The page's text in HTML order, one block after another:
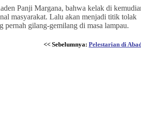
Panji Margana, bahwa kelak di
masyarakat. Lalu akan menjadi titik tolak
pernah gilang-gemilang di masa lampau.
<< Sebelumnya: Pelestarian di